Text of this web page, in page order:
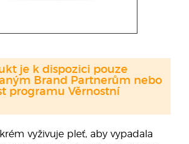
vyživuje pleť, aby vypadala
je k dispozici pouze
Brand Partnerům nebo
programu Věrnostní